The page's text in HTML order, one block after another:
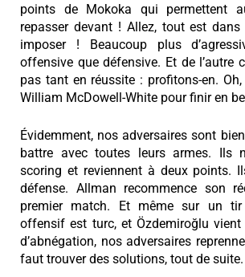
points de Mokoka qui permettent
repasser devant ! Allez, tout est
imposer ! Beaucoup plus
offensive que défensive. Et de l’autre
pas tant en réussite : profitons-en.
William McDowell-White pour finir en
Évidemment, nos adversaires sont
battre avec toutes leurs armes. Ils
scoring et reviennent à deux points.
défense. Allman recommence son
premier match. Et même sur un
offensif est turc, et Özdemiroğlu vient
d’abnégation, nos adversaires
faut trouver des solutions, tout de suite.